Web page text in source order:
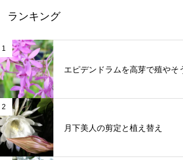
ランキング
1
エピデンドラムを高芽で殖やそ
2
月下美人の剪定と植え替え